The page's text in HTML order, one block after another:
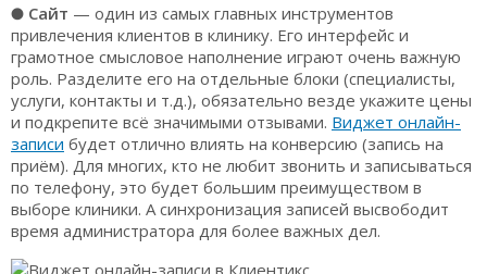
● Сайт — один из самых главных инструментов
привлечения клиентов в клинику. Его интерфейс и
грамотное смысловое наполнение играют очень важную
роль. Разделите его на отдельные блоки (специалисты,
услуги, контакты и т.д.), обязательно везде укажите цены
и подкрепите всё значимыми отзывами. Виджет онлайн-
записи будет отлично влиять на конверсию (запись на
приём). Для многих, кто не любит звонить и записываться
по телефону, это будет большим преимуществом в
выборе клиники. А синхронизация записей высвободит
время администратора для более важных дел.